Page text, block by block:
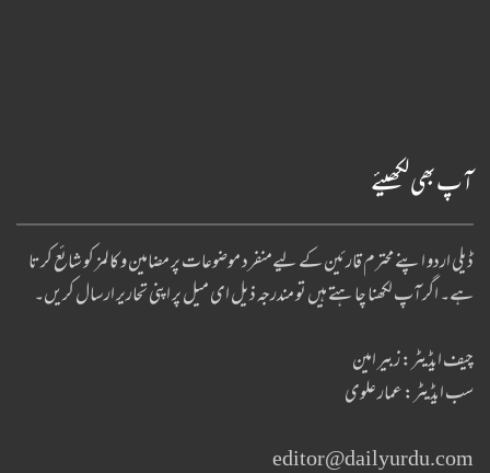
آپ بھی لکھیئے
ڈیلی اردو اپنے محترم قارئین کے لیےمنفرد موضوعات پر مضامین و کالمز کو شائع کرتا
ہے۔ اگر آپ لکھنا چا ہتے ہیں تو مندرجہ ذیل ای میل پر اپنی تحاریر ارسال کریں۔
چیف ایڈیٹر: زبیر امین
سب ایڈیٹر: عمار علوی
editor@dailyurdu.com